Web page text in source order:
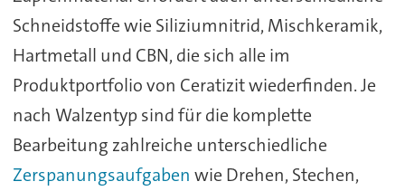
Schneidstoffe wie Siliziumnitrid, Mischkeramik,
Hartmetall und CBN, die sich alle im
Produktportfolio von Ceratizit wiederfinden. Je
nach Walzentyp sind für die komplette
Bearbeitung zahlreiche unterschiedliche
Zerspanungsaufgaben wie Drehen, Stechen,